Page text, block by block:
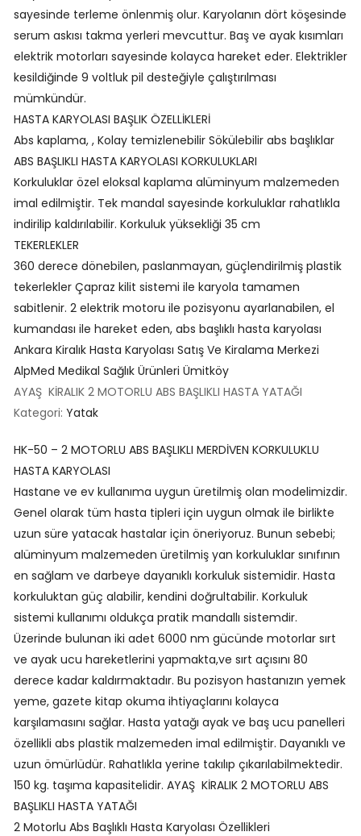
sayesinde terleme önlenmiş olur. Karyolanın dört köşesinde
serum askısı takma yerleri mevcuttur. Baş ve ayak kısımları
elektrik motorları sayesinde kolayca hareket eder. Elektrikler
kesildiğinde 9 voltluk pil desteğiyle çalıştırılması
mümkündür.
HASTA KARYOLASI BAŞLIK ÖZELLİKLERİ
Abs kaplama, , Kolay temizlenebilir Sökülebilir abs başlıklar
ABS BAŞLIKLI HASTA KARYOLASI KORKULUKLARI
Korkuluklar özel eloksal kaplama alüminyum malzemeden
imal edilmiştir. Tek mandal sayesinde korkuluklar rahatlıkla
indirilip kaldırılabilir. Korkuluk yüksekliği 35 cm
TEKERLEKLER
360 derece dönebilen, paslanmayan, güçlendirilmiş plastik
tekerlekler Çapraz kilit sistemi ile karyola tamamen
sabitlenir. 2 elektrik motoru ile pozisyonu ayarlanabilen, el
kumandası ile hareket eden, abs başlıklı hasta karyolası
Ankara Kiralık Hasta Karyolası Satış Ve Kiralama Merkezi
AlpMed Medikal Sağlık Ürünleri Ümitköy
AYAŞ KİRALIK 2 MOTORLU ABS BAŞLIKLI HASTA YATAĞI
Kategori: Yatak
HK-50 – 2 MOTORLU ABS BAŞLIKLI MERDİVEN KORKULUKLU
HASTA KARYOLASI
Hastane ve ev kullanıma uygun üretilmiş olan modelimizdir.
Genel olarak tüm hasta tipleri için uygun olmak ile birlikte
uzun süre yatacak hastalar için öneriyoruz. Bunun sebebi;
alüminyum malzemeden üretilmiş yan korkuluklar sınıfının
en sağlam ve darbeye dayanıklı korkuluk sistemidir. Hasta
korkuluktan güç alabilir, kendini doğrultabilir. Korkuluk
sistemi kullanımı oldukça pratik mandallı sistemdir.
Üzerinde bulunan iki adet 6000 nm gücünde motorlar sırt
ve ayak ucu hareketlerini yapmakta,ve sırt açısını 80
derece kadar kaldırmaktadır. Bu pozisyon hastanızın yemek
yeme, gazete kitap okuma ihtiyaçlarını kolayca
karşılamasını sağlar. Hasta yatağı ayak ve baş ucu panelleri
özellikli abs plastik malzemeden imal edilmiştir. Dayanıklı ve
uzun ömürlüdür. Rahatlıkla yerine takılıp çıkarılabilmektedir.
150 kg. taşıma kapasitelidir. AYAŞ KİRALIK 2 MOTORLU ABS
BAŞLIKLI HASTA YATAĞI
2 Motorlu Abs Başlıklı Hasta Karyolası Özellikleri